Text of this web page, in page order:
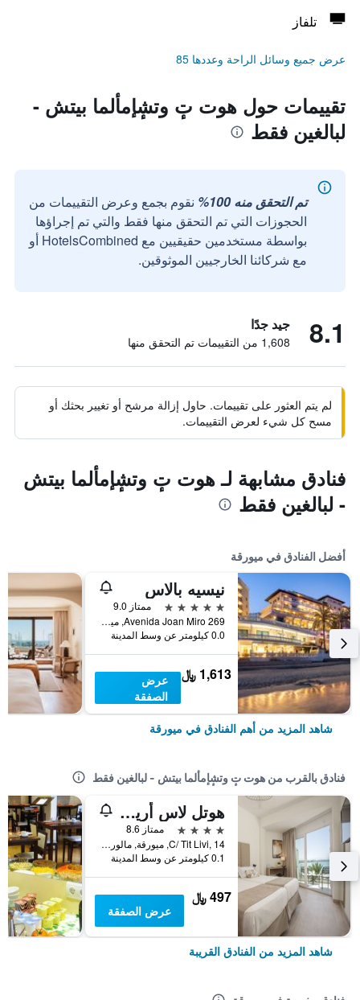
تلفاز
عرض جميع وسائل الراحة وعددها 85
تقييمات حول هوت تٕ وتشٕإمألما بيتش -
لبالغين فقط
تم التحقق منه 100%
نقوم بجمع وعرض التقييمات من
الحجوزات التي تم التحقق منها فقط والتي تم إجراؤها
بواسطة مستخدمين حقيقيين مع HotelsCombined أو
مع شركائنا الخارجيين الموثوقين.
8.1 جيد جدًا
1,608 من التقييمات تم التحقق منها
لم يتم العثور على تقييمات. حاول إزالة مرشح أو تغيير بحثك أو
مسح كل شيء لعرض التقييمات.
فنادق مشابهة لـ هوت تٕ وتشٕإمألما بيتش
- لبالغين فقط
أفضل الفنادق في ميورقة
نيسيه بالاس
5 نجوم
ممتاز 9.0
Avenida Joan Miro 269, ميورقة, مالوركا, أسبانيا
0.0 كيلومتر عن وسط المدينة
1,613 ﷼
عرض
الصفقة
شاهد المزيد من أهم الفنادق في ميورقة
فنادق بالقرب من هوت تٕ وتشٕإمألما بيتش - لبالغين فقط
هوتل لاس أريناس
4 نجوم
ممتاز 8.6
C/ Tit Livi, 14, ميورقة, مالوركا, أسبانيا
0.1 كيلومتر عن وسط المدينة
497 ﷼
عرض الصفقة
شاهد المزيد من الفنادق القريبة